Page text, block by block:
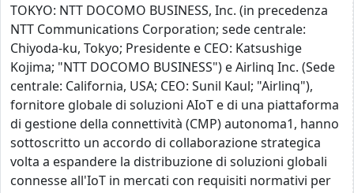
TOKYO: NTT DOCOMO BUSINESS, Inc. (in precedenza
NTT Communications Corporation; sede centrale:
Chiyoda-ku, Tokyo; Presidente e CEO: Katsushige
Kojima; "NTT DOCOMO BUSINESS") e Airlinq Inc. (Sede
centrale: California, USA; CEO: Sunil Kaul; "Airlinq"),
fornitore globale di soluzioni AIoT e di una piattaforma
di gestione della connettività (CMP) autonoma1, hanno
sottoscritto un accordo di collaborazione strategica
volta a espandere la distribuzione di soluzioni globali
connesse all'IoT in mercati con requisiti normativi per